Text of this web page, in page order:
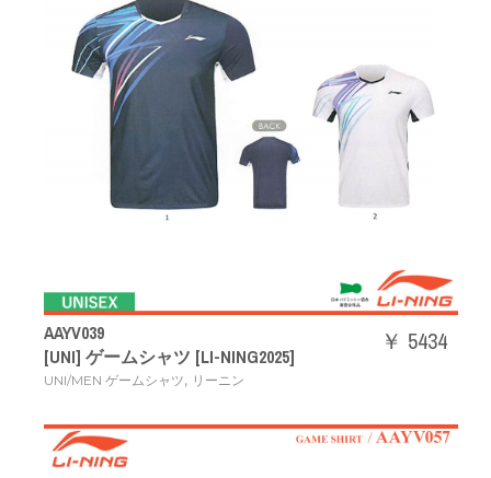
AAYV039
[UNI] ゲームシャツ [LI-NING2025]
UNI/MEN ゲームシャツ, リーニン
￥ 5434